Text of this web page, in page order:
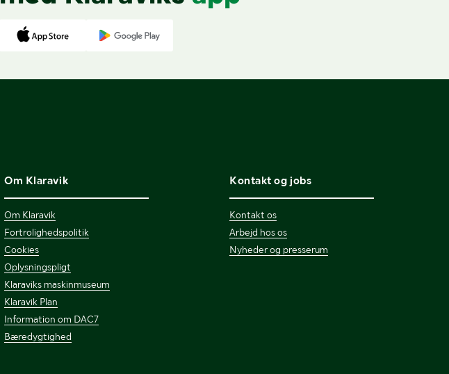
Om Klaravik
Om Klaravik
Fortrolighedspolitik
Cookies
Oplysningspligt
Klaraviks maskinmuseum
Klaravik Plan
Information om DAC7
Bæredygtighed
Kontakt og jobs
Kontakt os
Arbejd hos os
Nyheder og presserum